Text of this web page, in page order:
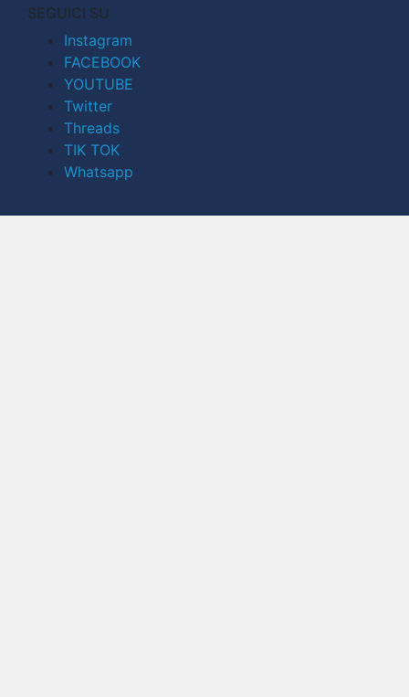
SEGUICI SU
Instagram
FACEBOOK
YOUTUBE
Twitter
Threads
TIK TOK
Whatsapp